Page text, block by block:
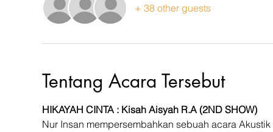
+ 38 other guests
Tentang Acara Tersebut
HIKAYAH CINTA : Kisah Aisyah R.A (2ND SHOW)
Nur Insan mempersembahkan sebuah acara